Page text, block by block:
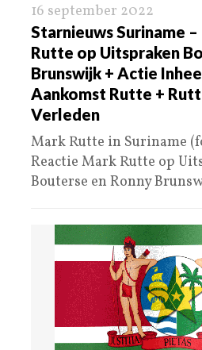
16 september 2022
Starnieuws Suriname
Rutte op Uitspraken
Brunswijk + Actie
Aankomst Rutte +
Verleden
Mark Rutte in Suriname
Reactie Mark Rutte op
Bouterse en Ronny